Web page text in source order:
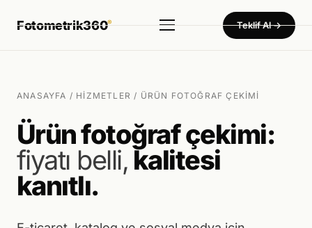
Fotometrik360®
Hizmetler
Ürün Fotoğraf Çekimi
360° Ürün Fotoğraf Çekimi
Tam küresel sistem — Türkiye'de tek
360° Sanal Tur
Otel · Fabrika · Showroom · Müze
Ürün Video Çekimi
Teklif Al →
ANASAYFA / HIZMETLER / ÜRÜN FOTOĞRAF ÇEKIMI
Ürün fotoğraf çekimi:
fiyatı belli,kalitesi
kanıtlı.